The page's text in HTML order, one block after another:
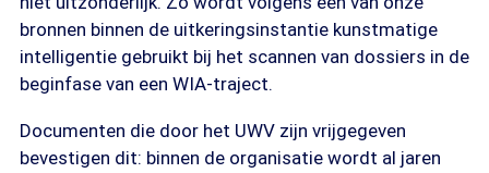
bronnen binnen de uitkeringsinstantie kunstmatige
intelligentie gebruikt bij het scannen van dossiers in de
beginfase van een WIA-traject.
Documenten die door het UWV zijn vrijgegeven
bevestigen dit: binnen de organisatie wordt al jaren